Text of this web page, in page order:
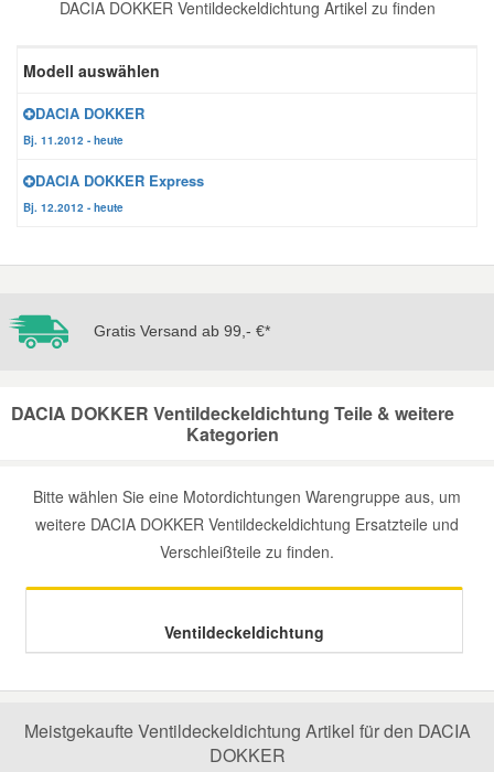
DACIA DOKKER Ventildeckeldichtung Artikel zu finden
Modell auswählen
DACIA DOKKER
Bj. 11.2012 - heute
DACIA DOKKER Express
Bj. 12.2012 - heute
Gratis Versand ab 99,- €*
DACIA DOKKER Ventildeckeldichtung Teile & weitere
Kategorien
Bitte wählen Sie eine Motordichtungen Warengruppe aus, um
weitere DACIA DOKKER Ventildeckeldichtung Ersatzteile und
Verschleißteile zu finden.
Ventildeckeldichtung
Meistgekaufte Ventildeckeldichtung Artikel für den DACIA
DOKKER
Zündanlage und Glühanlage
Jeep Ersatzteile
Kia Ersatzteile
Mazda Ersatzteile
Mitsubishi Ersatzteile